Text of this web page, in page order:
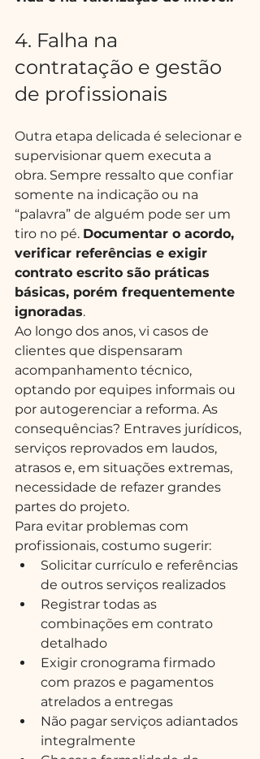
4. Falha na
contratação e gestão
de profissionais
Outra etapa delicada é selecionar e
supervisionar quem executa a
obra. Sempre ressalto que confiar
somente na indicação ou na
“palavra” de alguém pode ser um
tiro no pé. Documentar o acordo,
verificar referências e exigir
contrato escrito são práticas
básicas, porém frequentemente
ignoradas.
Ao longo dos anos, vi casos de
clientes que dispensaram
acompanhamento técnico,
optando por equipes informais ou
por autogerenciar a reforma. As
consequências? Entraves jurídicos,
serviços reprovados em laudos,
atrasos e, em situações extremas,
necessidade de refazer grandes
partes do projeto.
Para evitar problemas com
profissionais, costumo sugerir:
Solicitar currículo e referências
de outros serviços realizados
Registrar todas as
combinações em contrato
detalhado
Exigir cronograma firmado
com prazos e pagamentos
atrelados a entregas
Não pagar serviços adiantados
integralmente